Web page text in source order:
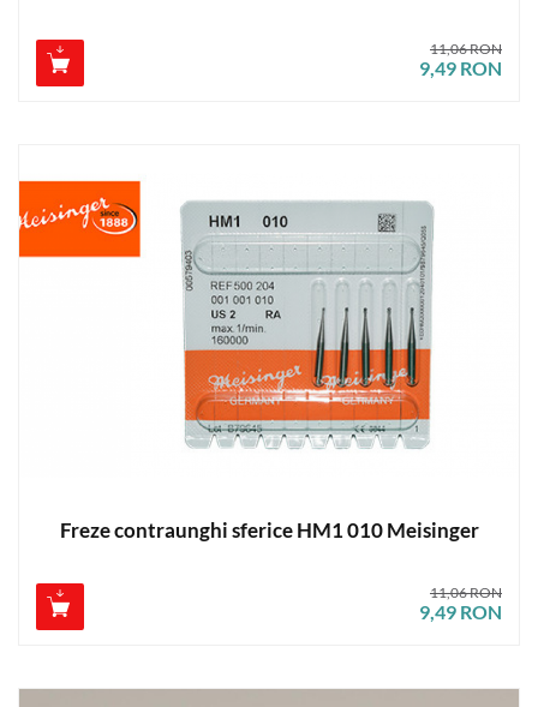
9,49 RON
11,06 RON
Freze contraunghi sferice HM1 010 Meisinger
9,49 RON
11,06 RON